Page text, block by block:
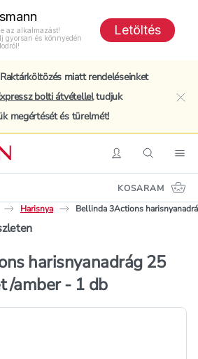
az alkalmazást!
gyorsan és könnyedén
Letöltés
miatt rendeléseinket
bolti átvételleltudjuk
megértését és türelmét!
BelépésKeresés
KOSARAM
Harisnya Bellinda 3Actions
harisnyanadrág 25
/amber - 1 db